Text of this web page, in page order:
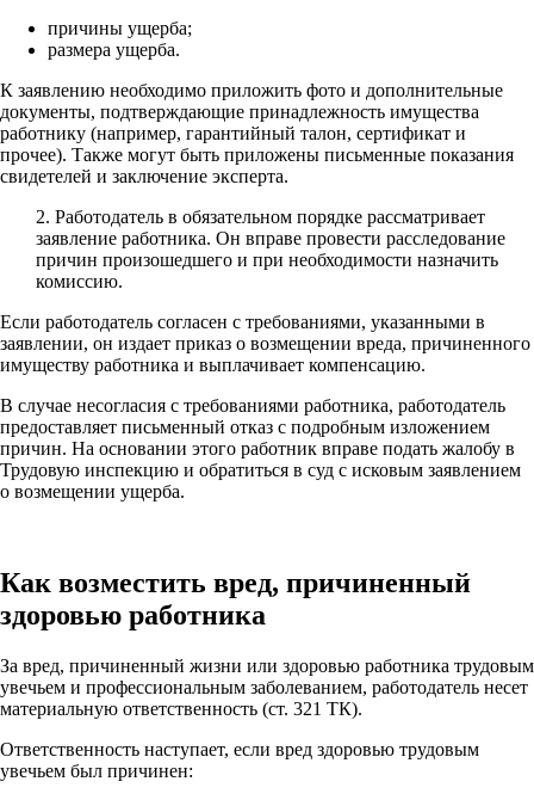
причины ущерба;
размера ущерба.
К заявлению необходимо приложить фото и дополнительные
документы, подтверждающие принадлежность имущества
работнику (например, гарантийный талон, сертификат и
прочее). Также могут быть приложены письменные показания
свидетелей и заключение эксперта.
2. Работодатель в обязательном порядке рассматривает
заявление работника. Он вправе провести расследование
причин произошедшего и при необходимости назначить
комиссию.
Если работодатель согласен с требованиями, указанными в
заявлении, он издает приказ о возмещении вреда, причиненного
имуществу работника и выплачивает компенсацию.
В случае несогласия с требованиями работника, работодатель
предоставляет письменный отказ с подробным изложением
причин. На основании этого работник вправе подать жалобу в
Трудовую инспекцию и обратиться в суд с исковым заявлением
о возмещении ущерба.
Как возместить вред, причиненный
здоровью работника
За вред, причиненный жизни или здоровью работника трудовым
увечьем и профессиональным заболеванием, работодатель несет
материальную ответственность (ст. 321 ТК).
Ответственность наступает, если вред здоровью трудовым
увечьем был причинен: